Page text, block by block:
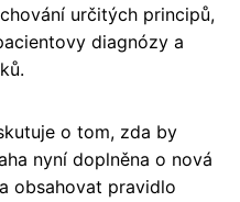
určitých principů,
diagnózy a
o tom, zda by
nyní doplněna o nová
obsahovat pravidlo